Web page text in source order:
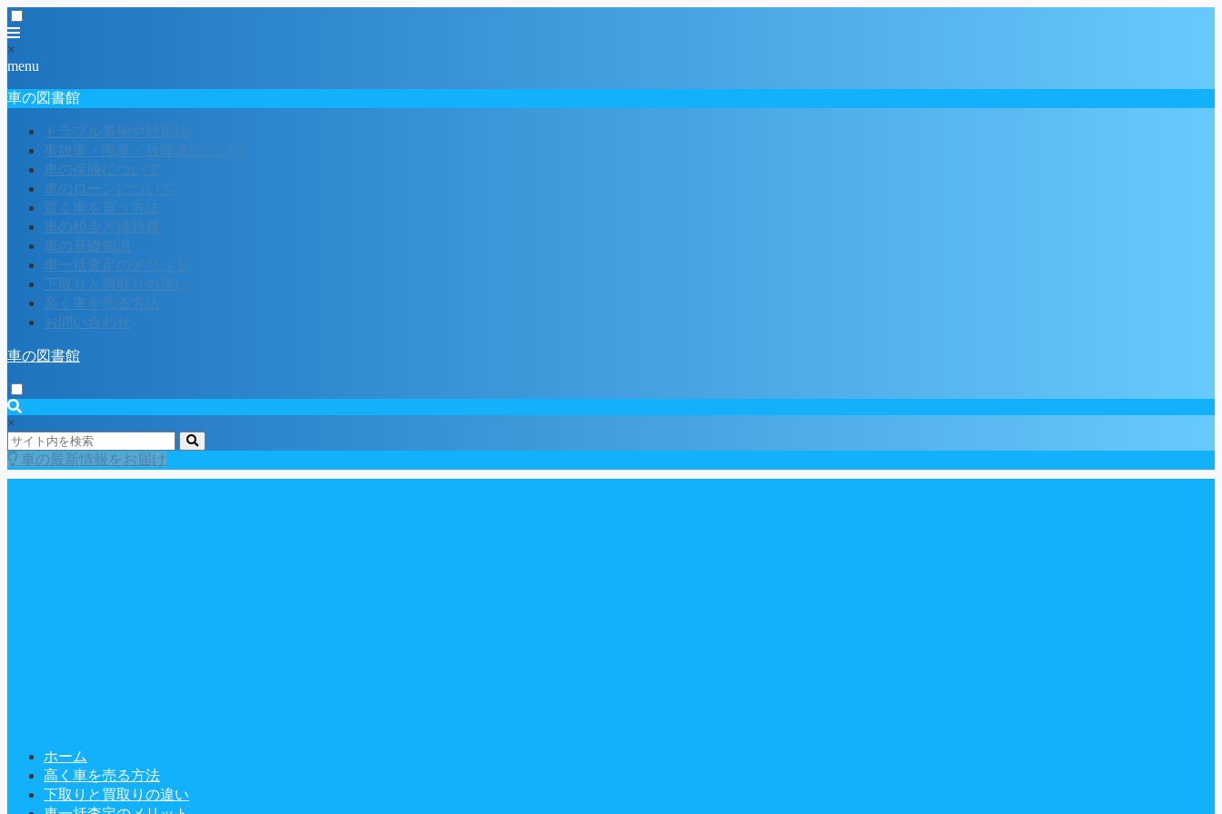
×
menu
車の図書館
トラブル事例や対処法
事故車・廃車・故障車について
車の保険について
車のローンについて
賢く車を買う方法
車の税金と維持費
車の基礎知識
車一括査定のメリット
下取りと買取りの違い
高く車を売る方法
お問い合わせ
車の図書館
×
車の最新情報をお届け
ホーム
高く車を売る方法
下取りと買取りの違い